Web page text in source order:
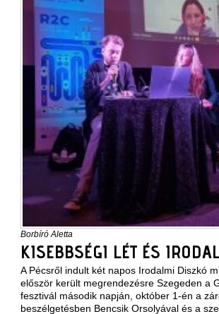
Borbíró Aletta
KISEBBSÉGI LÉT ÉS
A Pécsről indult két napos Irodalmi Diszkó
először került megrendezésre Szegeden a
fesztivál második napján, október 1-én a
beszélgetésben Bencsik Orsolyával és a